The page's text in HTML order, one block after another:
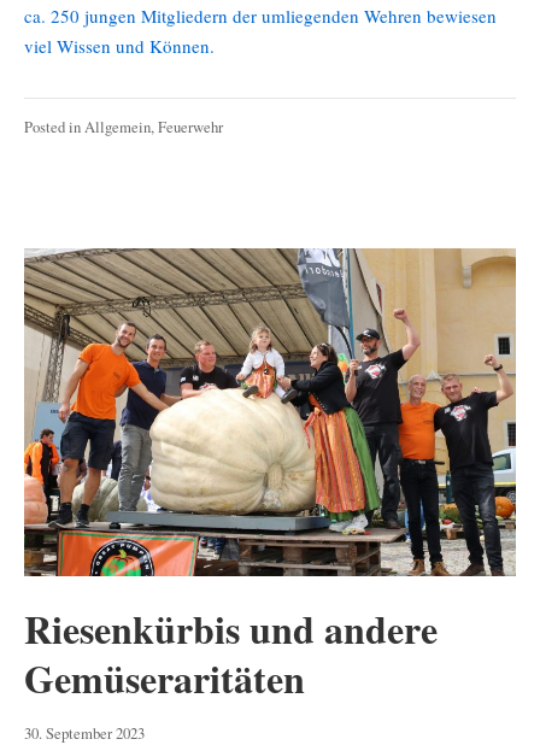
ca. 250 jungen Mitgliedern der umliegenden Wehren bewiesen
viel Wissen und Können.
Posted inAllgemein,Feuerwehr
Riesenkürbis und andere
Gemüseraritäten
30. September 202330.